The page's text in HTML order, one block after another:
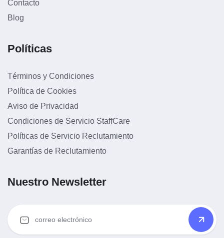
Contacto
Blog
Políticas
Términos y Condiciones
Política de Cookies
Aviso de Privacidad
Condiciones de Servicio StaffCare
Políticas de Servicio Reclutamiento
Garantías de Reclutamiento
Nuestro Newsletter